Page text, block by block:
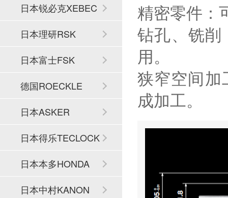
精密零件：
钻孔、铣
用。
狭窄空间加
成加工。
日本锐必克XEBEC
日本理研RSK
日本富士FSK
德国ROECKLE
日本ASKER
日本得乐TECLOCK
日本本多HONDA
日本中村KANON